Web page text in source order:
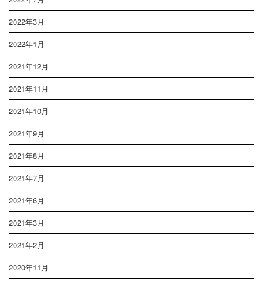
2022年3月
2022年1月
2021年12月
2021年11月
2021年10月
2021年9月
2021年8月
2021年7月
2021年6月
2021年3月
2021年2月
2020年11月